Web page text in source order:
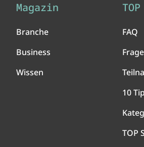
Magazin
Branche
Business
Wissen
FAQ
10
TOP